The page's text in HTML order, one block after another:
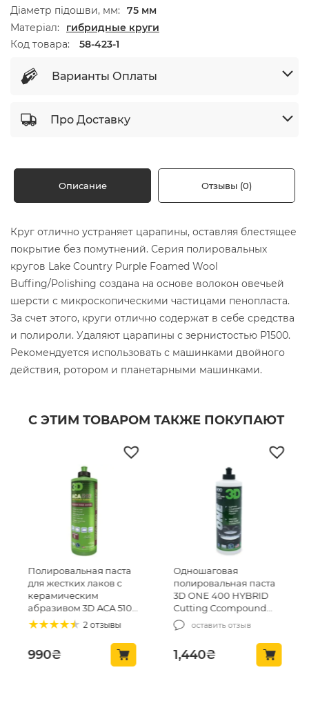
Діаметр підошви, мм
75 мм
Матеріал
гибридные круги
Код товара:
58-423-1
Варианты Оплаты
Про Доставку
Описание Отзывы (0)
Круг отлично устраняет царапины, оставляя блестящее
покрытие без помутнений. Серия полировальных
кругов Lake Country Purple Foamed Wool
Buffing/Polishing создана на основе волокон овечьей
шерсти с микроскопическими частицами пенопласта.
За счет этого, круги отлично содержат в себе средства
и полироли. Удаляют царапины с зернистостью Р1500.
Рекомендуется использовать с машинками двойного
действия, ротором и планетарными машинками.
С ЭТИМ ТОВАРОМ ТАКЖЕ ПОКУПАЮТ
Одношаговая
полировальная паста
3D ONE 400 HYBRID
Cutting Ccompound
500 мл (400OZ16)
оставить отзыв
1,440
Финишная паста для
удаления голограмм
Meguiar’s Ultra
Finishing Polish 3,78 л
оставить отзыв
7,634